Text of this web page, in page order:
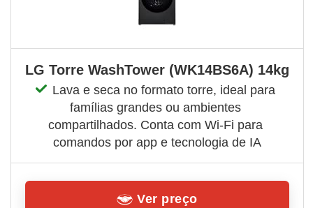
LG Torre WashTower (WK14BS6A) 14kg
Lava e seca no formato torre, ideal para
famílias grandes ou ambientes
compartilhados. Conta com Wi-Fi para
comandos por app e tecnologia de IA
Ver preço